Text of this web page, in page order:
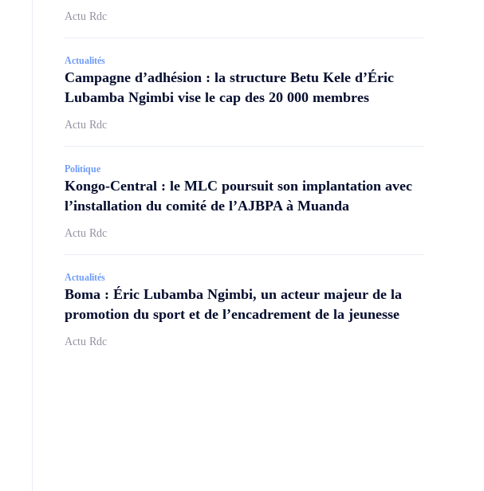
Actu Rdc
Actualités
Campagne d’adhésion : la structure Betu Kele d’Éric
Lubamba Ngimbi vise le cap des 20 000 membres
Actu Rdc
Politique
Kongo-Central : le MLC poursuit son implantation avec
l’installation du comité de l’AJBPA à Muanda
Actu Rdc
Actualités
Boma : Éric Lubamba Ngimbi, un acteur majeur de la
promotion du sport et de l’encadrement de la jeunesse
Actu Rdc